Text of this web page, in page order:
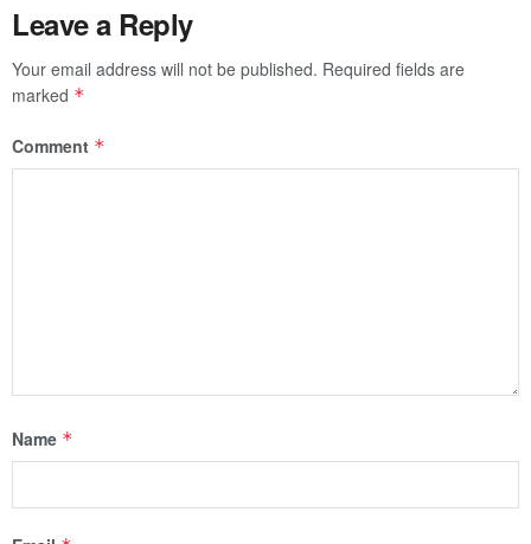
Leave a Reply
Your email address will not be published. Required fields are
marked *
Comment *
Name *